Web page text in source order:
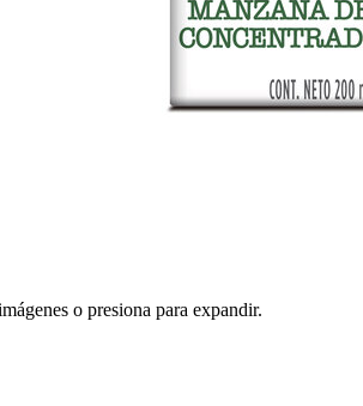
o presiona para expandir.